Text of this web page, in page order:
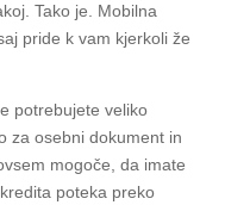
Tako je. Mobilna
pride k vam kjerkoli že
potrebujete veliko
za osebni dokument in
mogoče, da imate
poteka preko